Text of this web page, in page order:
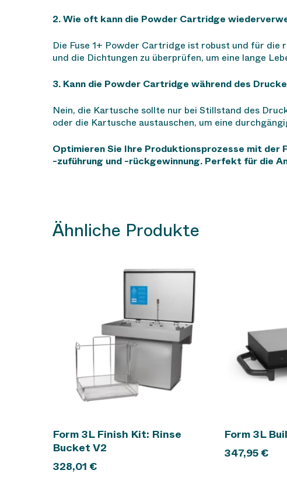
2. Wie oft kann die Powder Cartridge
Die Fuse 1+ Powder Cartridge ist robust und für
und die Dichtungen zu überprüfen, um eine lange
3. Kann die Powder Cartridge während des
Nein, die Kartusche sollte nur bei Stillstand des
oder die Kartusche austauschen, um eine
Optimieren Sie Ihre Produktionsprozesse mit der
-zuführung und -rückgewinnung. Perfekt für die
Ähnliche Produkte
In den Warenkorb
Form 3L Finish Kit: Rinse
Bucket V2
328,01 €
Form 3L
347,95€